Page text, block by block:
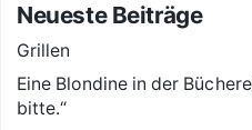
Neueste Beiträge
Grillen
Eine Blondine in der
bitte.“